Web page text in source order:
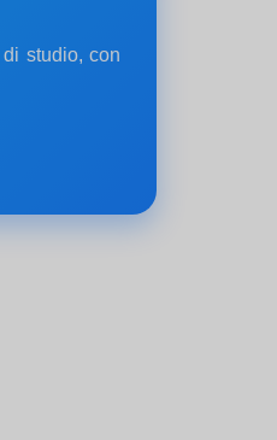
studio, con